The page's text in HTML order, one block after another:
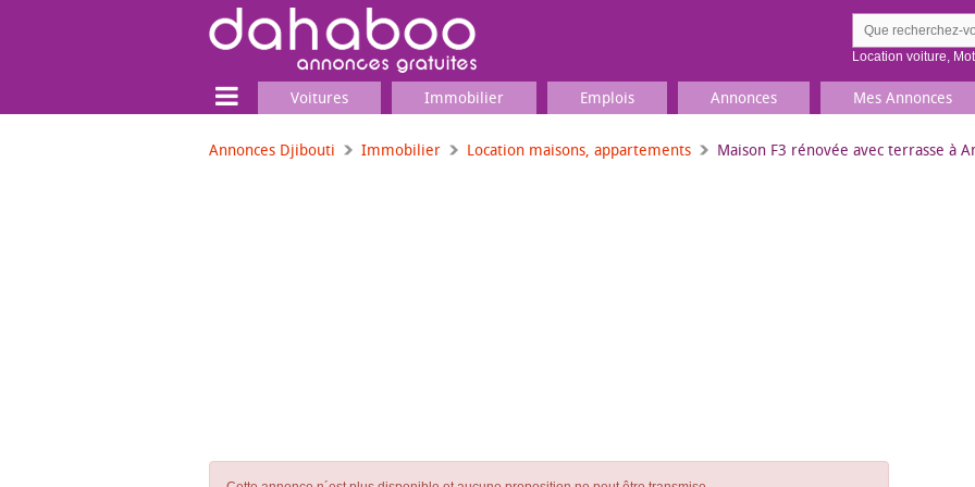
Location voiture,
Voitures Immobilier Emplois Annonces Mes Annonces
Annonces Djibouti Immobilier Location maisons, appartements Maison F3 rénovée avec terrasse à